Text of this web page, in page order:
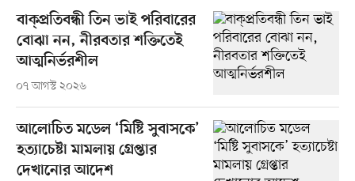
বাক্প্রতিবন্ধী তিন ভাই পরিবারের
বোঝা নন, নীরবতার শক্তিতেই
আত্মনির্ভরশীল
০৭ আগস্ট ২০২৬
আলোচিত মডেল ‘মিষ্টি সুবাসকে’
হত্যাচেষ্টা মামলায় গ্রেপ্তার
দেখানোর আদেশ